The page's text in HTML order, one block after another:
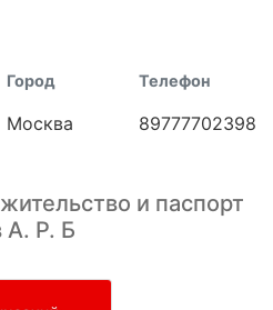
Город
Москва
Телефон
89777702398
и паспорт
А. Р. Б